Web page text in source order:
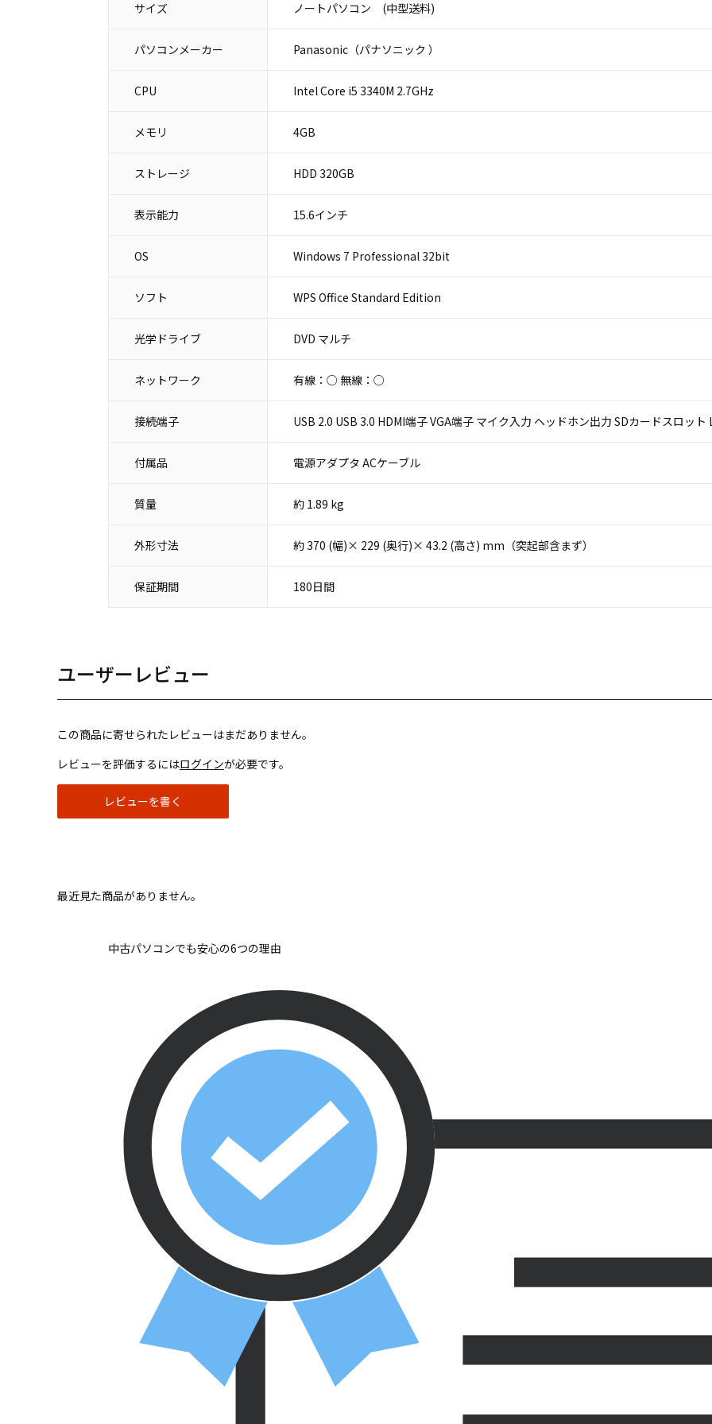
サイズ ノートパソコン (中型送料)
パソコンメーカー Panasonic（パナソニック ）
CPU Intel Core i5 3340M 2.7GHz
メモリ 4GB
ストレージ HDD 320GB
表示能力 15.6インチ
OS Windows 7 Professional 32bit
ソフト WPS Office Standard Edition
光学ドライブ DVD マルチ
ネットワーク 有線：○ 無線：○
接続端子 USB 2.0 USB 3.0 HDMI端子 VGA端子 マイク入力 ヘッドホン出力 SDカードスロット
付属品 電源アダプタ ACケーブル
質量 約 1.89 kg
外形寸法 約 370 (幅)× 229 (奥行)× 43.2 (高さ) mm（突起部含まず）
保証期間 180日間
ユーザーレビュー
この商品に寄せられたレビューはまだありません。
レビューを評価するにはログインが必要です。
レビューを書く
最近見た商品がありません。
中古パソコンでも安心の6つの理由